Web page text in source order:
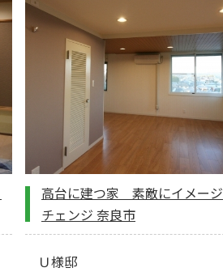
高台に建つ家 素敵にイメージ
チェンジ 奈良市
Ｕ様邸